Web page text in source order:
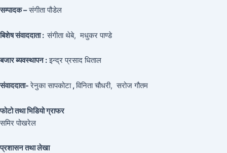
सम्पादक –संगीता पौडेल
बिशेष संवाददाता : संगीता थेबे,मधुकर पाण्डे
बजार ब्यवस्थापन :इन्द्र प्रसाद धिताल
संवाददाता-रेनुका सापकोटा, विनिता चौधरी, सरोज गौतम
फोटो तथा भिडियो ग्राफर
समिर पोखरेल
प्रशासन तथा लेखा